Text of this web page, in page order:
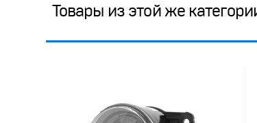
Товары из этой же